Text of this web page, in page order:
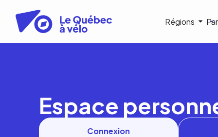
contenu
principal
Régions
Espace
Connexion